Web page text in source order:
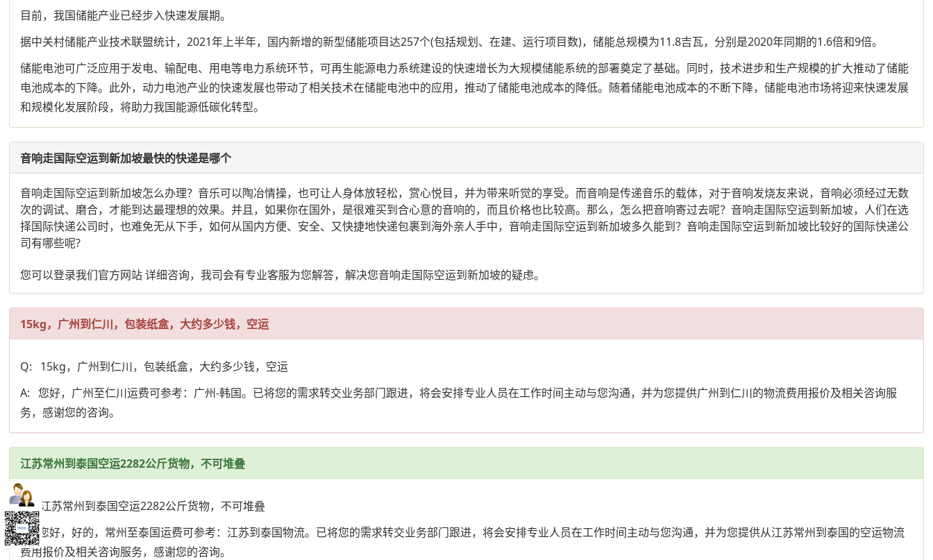
目前，我国储能产业已经步入快速发展期。
据中关村储能产业技术联盟统计，2021年上半年，国内新增的新型储能项目达257个(包括规划、在建、运行项目数)，储能总规模为11.8吉瓦，分别是2020年同期的1.6倍和9倍。
储能电池可广泛应用于发电、输配电、用电等电力系统环节，可再生能源电力系统建设的快速增长为大规模储能系统的部署奠定了基础。同时，技术进步和生产规模的扩大推动了储能
电池成本的下降。此外，动力电池产业的快速发展也带动了相关技术在储能电池中的应用，推动了储能电池成本的降低。随着储能电池成本的不断下降，储能电池市场将迎来快速发展
和规模化发展阶段，将助力我国能源低碳化转型。
音响走国际空运到新加坡最快的快递是哪个
音响走国际空运到新加坡怎么办理？音乐可以陶冶情操，也可让人身体放轻松，赏心悦目，并为带来听觉的享受。而音响是传递音乐的载体，对于音响发烧友来说，音响必须经过无数
次的调试、磨合，才能到达最理想的效果。并且，如果你在国外，是很难买到合心意的音响的，而且价格也比较高。那么，怎么把音响寄过去呢？音响走国际空运到新加坡，人们在选
择国际快递公司时，也难免无从下手，如何从国内方便、安全、又快捷地快递包裹到海外亲人手中，音响走国际空运到新加坡多久能到？音响走国际空运到新加坡比较好的国际快递公
司有哪些呢?
您可以登录我们官方网站 详细咨询，我司会有专业客服为您解答，解决您音响走国际空运到新加坡的疑虑。
15kg，广州到仁川，包装纸盒，大约多少钱，空运
Q: 15kg，广州到仁川，包装纸盒，大约多少钱，空运
A: 您好，广州至仁川运费可参考：广州-韩国。已将您的需求转交业务部门跟进，将会安排专业人员在工作时间主动与您沟通，并为您提供广州到仁川的物流费用报价及相关咨询服
务，感谢您的咨询。
江苏常州到泰国空运2282公斤货物，不可堆叠
Q: 江苏常州到泰国空运2282公斤货物，不可堆叠
A: 您好，好的，常州至泰国运费可参考：江苏到泰国物流。已将您的需求转交业务部门跟进，将会安排专业人员在工作时间主动与您沟通，并为您提供从江苏常州到泰国的空运物流
费用报价及相关咨询服务，感谢您的咨询。